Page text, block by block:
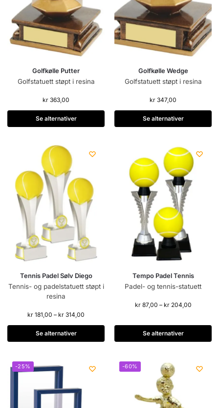
Golfkølle Putter
Golfstatuett støpt i resina
kr 363,00
Se alternativer
Golfkølle Wedge
Golfstatuett støpt i resina
kr 347,00
Se alternativer
Tennis Padel Sølv Diego
Tennis- og padelstatuett støpt i
resina
kr 181,00 – kr 314,00
Se alternativer
Tempo Padel Tennis
Padel- og tennis-statuett
kr87,00 – kr204,00
Se alternativer
-25% -60%